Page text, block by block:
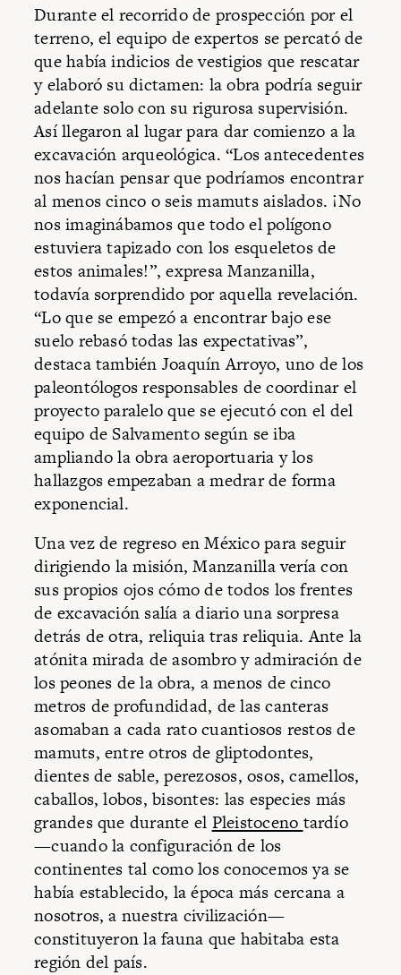
Durante el recorrido de prospección por el
terreno, el equipo de expertos se percató de
que había indicios de vestigios que rescatar
y elaboró su dictamen: la obra podría seguir
adelante solo con su rigurosa supervisión.
Así llegaron al lugar para dar comienzo a la
excavación arqueológica. “Los antecedentes
nos hacían pensar que podríamos encontrar
al menos cinco o seis mamuts aislados. ¡No
nos imaginábamos que todo el polígono
estuviera tapizado con los esqueletos de
estos animales!”, expresa Manzanilla,
todavía sorprendido por aquella revelación.
“Lo que se empezó a encontrar bajo ese
suelo rebasó todas las expectativas”,
destaca también Joaquín Arroyo, uno de los
paleontólogos responsables de coordinar el
proyecto paralelo que se ejecutó con el del
equipo de Salvamento según se iba
ampliando la obra aeroportuaria y los
hallazgos empezaban a medrar de forma
exponencial.
Una vez de regreso en México para seguir
dirigiendo la misión, Manzanilla vería con
sus propios ojos cómo de todos los frentes
de excavación salía a diario una sorpresa
detrás de otra, reliquia tras reliquia. Ante la
atónita mirada de asombro y admiración de
los peones de la obra, a menos de cinco
metros de profundidad, de las canteras
asomaban a cada rato cuantiosos restos de
mamuts, entre otros de gliptodontes,
dientes de sable, perezosos, osos, camellos,
caballos, lobos, bisontes: las especies más
grandes que durante el Pleistoceno tardío
—cuando la configuración de los
continentes tal como los conocemos ya se
había establecido, la época más cercana a
nosotros, a nuestra civilización—
constituyeron la fauna que habitaba esta
región del país.